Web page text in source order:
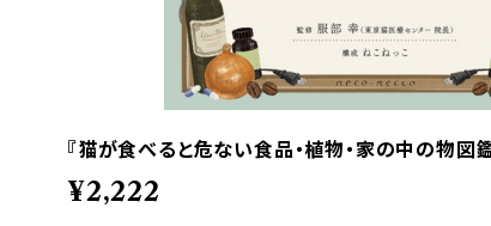
『猫が食べると危ない食品・植物・家の中の物図
¥2,222